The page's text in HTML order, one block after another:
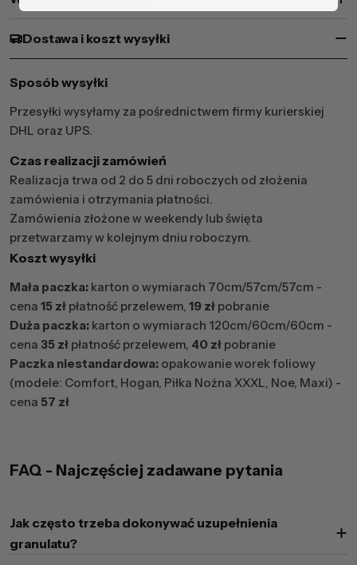
Dostawa i koszt wysyłki
Sposób wysyłki
Przesyłki wysyłamy za pośrednictwem firmy kurierskiej
DHL oraz UPS.
Czas realizacji zamówień
Realizacja trwa od 2 do 5 dni roboczych od złożenia
zamówienia i otrzymania płatności.
Zamówienia złożone w weekendy lub święta
przetwarzamy w kolejnym dniu roboczym.
Koszt wysyłki
Mała paczka: karton o wymiarach 70cm/57cm/57cm -
cena 15 zł płatność przelewem, 19 zł pobranie
Duża paczka: karton o wymiarach 120cm/60cm/60cm -
cena 35 zł płatność przelewem, 40 zł pobranie
Paczka niestandardowa: opakowanie worek foliowy
(modele: Comfort, Hogan, Piłka Nożna XXXL, Noe, Maxi) -
cena 57 zł
FAQ - Najczęściej zadawane pytania
Jak często trzeba dokonywać uzupełnienia
granulatu?